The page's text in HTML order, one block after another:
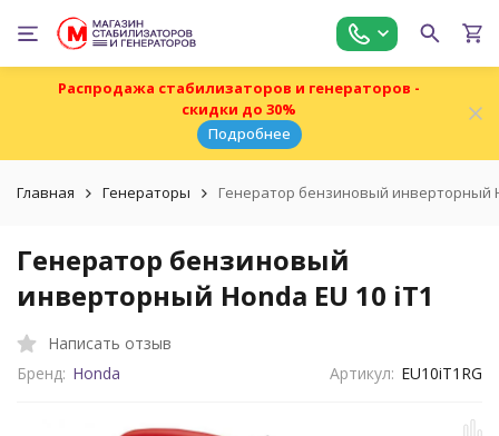
Распродажа стабилизаторов и генераторов -
скидки до 30%
Подробнее
Главная Генераторы Генератор бензиновый инверторный
Генератор бензиновый
инверторный Honda EU 10 iT1
Написать отзыв
Бренд: Honda Артикул: EU10iT1RG